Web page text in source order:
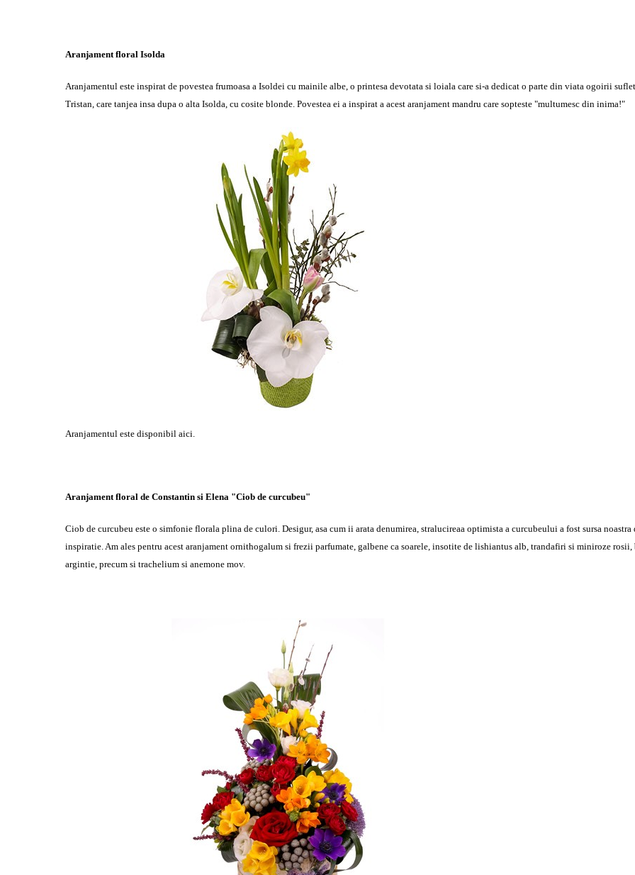
Aranjament floral Isolda
Aranjamentul este inspirat de povestea frumoasa a Isoldei cu mainile albe, o printesa devotata si loiala care si-a dedicat o parte din viata ogoirii
Tristan, care tanjea insa dupa o alta Isolda, cu cosite blonde. Povestea ei a inspirat a acest aranjament mandru care sopteste "multumesc din inima!"
Aranjamentul este disponibil aici.
Aranjament floral de Constantin si Elena "Ciob de curcubeu"
Ciob de curcubeu este o simfonie florala plina de culori. Desigur, asa cum ii arata denumirea, stralucireaa optimista a curcubeului a fost sursa noastra
inspiratie. Am ales pentru acest aranjament ornithogalum si frezii parfumate, galbene ca soarele, insotite de lishiantus alb, trandafiri si miniroze rosii,
argintie, precum si trachelium si anemone mov.